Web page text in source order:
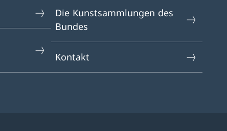
Die Kunstsammlungen des
Bundes
Kontakt